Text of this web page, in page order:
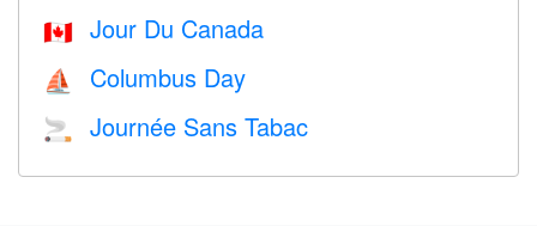
🇨🇦 Jour Du Canada
⛵️ Columbus Day
🚬 Journée Sans Tabac